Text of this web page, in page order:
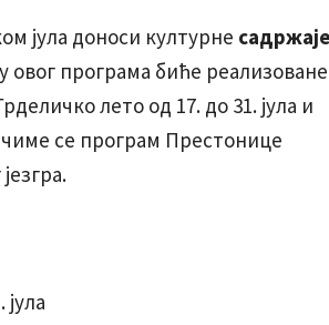
јула доноси културне
овог програма биће реализоване
лето од 17. до 31. јула и
чиме се програм Престонице